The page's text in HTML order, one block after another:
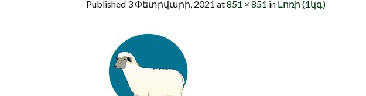
Published 3 Փետրվարի, 2021 at851 × 851 in Լոռի (1կգ)